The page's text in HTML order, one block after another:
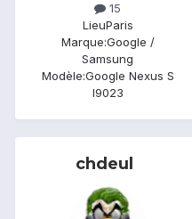
15
LieuParis
Marque:Google /
Samsung
Modèle:Google Nexus S
I9023
chdeul